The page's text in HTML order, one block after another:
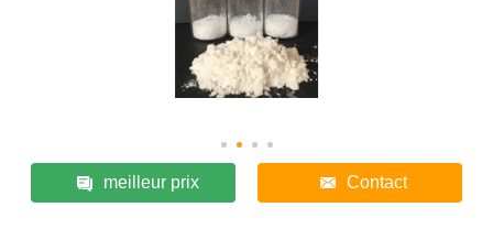
meilleur prix Contact